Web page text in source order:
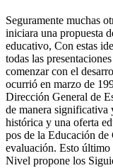
Seguramente muchas
iniciara una propuesta
educativo, Con estas
todas las
comenzar con el
ocurrió en marzo de
Dirección General de
de manera significativa
histórica y una oferta
pos de la Educación
evaluación. Esto último
Nivel propone los